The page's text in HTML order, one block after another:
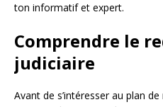
ton informatif et expert.
Comprendre le
judiciaire
Avant de s’intéresser au plan